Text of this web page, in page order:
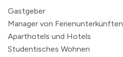
Gastgeber
Manager von Ferienunterkünften
Aparthotels und Hotels
Studentisches Wohnen